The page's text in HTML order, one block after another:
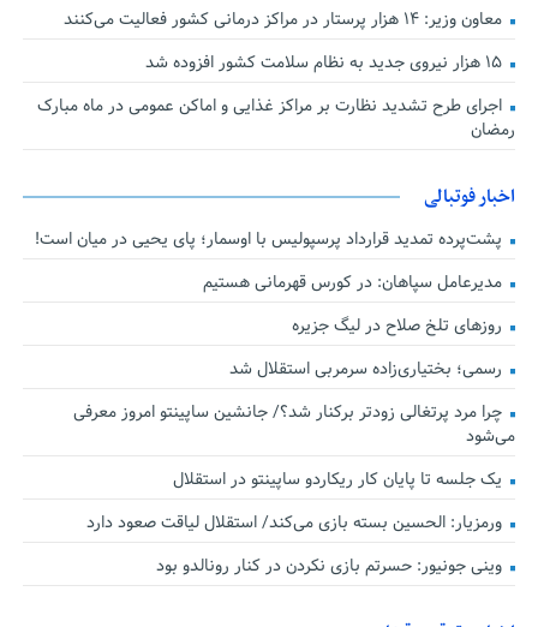
معاون وزیر: ۱۴ هزار پرستار در مراکز درمانی کشور فعالیت می‌کنند
۱۵ هزار نیروی جدید به نظام سلامت کشور افزوده شد
اجرای طرح تشدید نظارت بر مراکز غذایی و اماکن عمومی در ماه مبارک
رمضان
اخبار فوتبالی
پشت‌پرده تمدید قرارداد پرسپولیس با اوسمار؛ پای یحیی در میان است!
مدیرعامل سپاهان: در کورس قهرمانی هستیم
روزهای تلخ صلاح در لیگ جزیره
رسمی؛ بختیاری‌زاده سرمربی استقلال شد
چرا مرد پرتغالی زودتر برکنار شد؟/ جانشین ساپینتو امروز معرفی
می‌شود
یک جلسه تا پایان کار ریکاردو ساپینتو در استقلال
ورمزیار: الحسین بسته بازی می‌کند/ استقلال لیاقت صعود دارد
وینی جونیور: حسرتم بازی نکردن در کنار رونالدو بود